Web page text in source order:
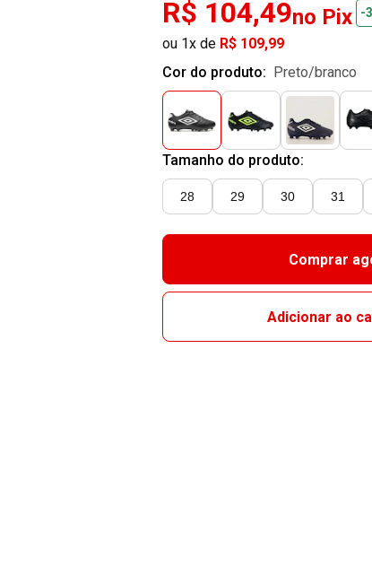
R$ 104,49no Pix -
ou 1x de R$ 109,99
Cor do produto:
preto/branco
Tamanho do produto:
28 29 30 31
Comprar
Adicionar ao